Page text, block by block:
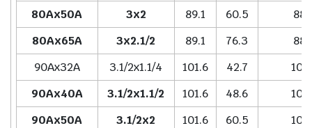
80Ax50A
3x2 89.1 60.5
80Ax65A
3x2.1/2 89.1 76.3
90Ax32A
3.1/2x1.1/4 101.6 42.7
90Ax40A
3.1/2x1.1/2 101.6 48.6
90Ax50A
3.1/2x2 101.6 60.5